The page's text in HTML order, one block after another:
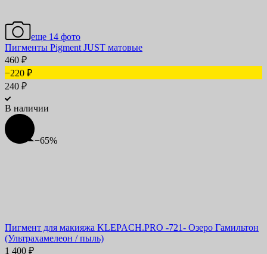
еще 14 фото
Пигменты Pigment JUST матовые
460 ₽
−220 ₽
240 ₽
В наличии
−65%
Пигмент для макияжа KLEPACH.PRO -721- Озеро Гамильтон
(Ультрахамелеон / пыль)
1 400 ₽